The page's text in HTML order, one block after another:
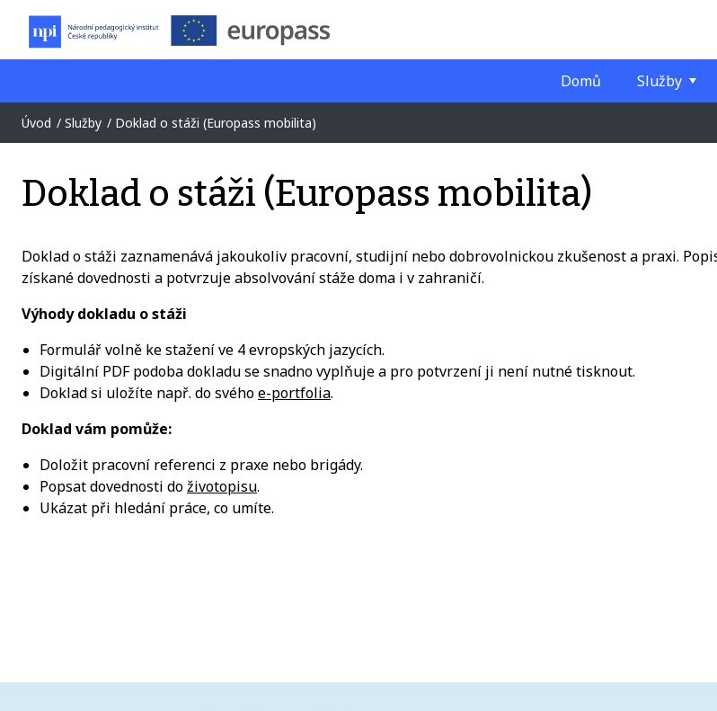
Domů Služby
Úvod Služby Doklad o stáži (Europass mobilita)
Doklad o stáži (Europass mobilita)
Doklad o stáži zaznamenává jakoukoliv pracovní, studijní nebo dobrovolnickou zkušenost a praxi.
získané dovednosti a potvrzuje absolvování stáže doma i v zahraničí.
Výhody dokladu o stáži
Formulář volně ke stažení ve 4 evropských jazycích.
Digitální PDF podoba dokladu se snadno vyplňuje a pro potvrzení ji není nutné tisknout.
Doklad si uložíte např. do svéhoe-portfolia.
Doklad vám pomůže:
Doložit pracovní referenci z praxe nebo brigády.
Popsat dovednosti doživotopisu.
Ukázat při hledání práce, co umíte.